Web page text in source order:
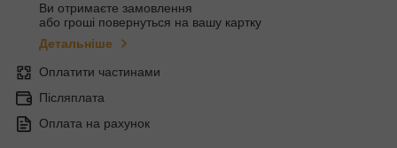
Ви отримаєте замовлення
або гроші повернуться на вашу картку
Детальніше
Оплатити частинами
Післяплата
Оплата на рахунок